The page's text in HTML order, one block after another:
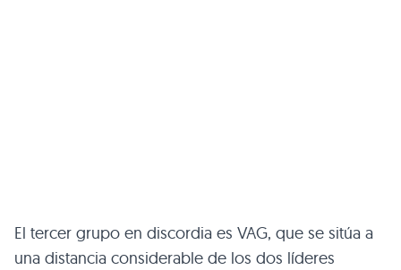
El tercer grupo en discordia es VAG, que se sitúa a
una distancia considerable de los dos líderes